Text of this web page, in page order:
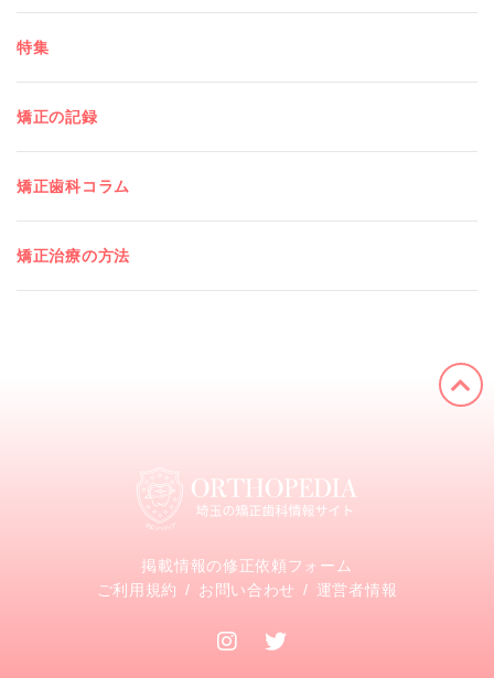
特集
矯正の記録
矯正歯科コラム
矯正治療の方法
掲載情報の修正依頼フォーム
ご利用規約
お問い合わせ 運営者情報